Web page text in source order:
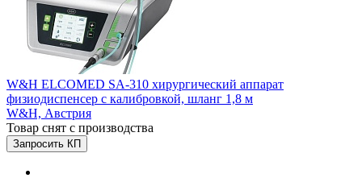
W&H ELCOMED SA-310 хирургический аппарат
физиодиспенсер c калибровкой, шланг 1,8 м
W&H, Австрия
Товар снят с производства
Запросить КП